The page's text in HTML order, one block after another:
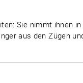
Sie nimmt ihnen in
aus den Zügen